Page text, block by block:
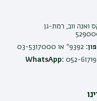
ואנה ווב, רמת-גן
9392* או 03-5317000
WhatsApp: 052-